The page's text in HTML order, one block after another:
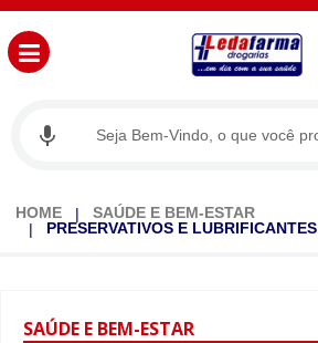
HOME
SAÚDE E BEM-ESTAR
PRESERVATIVOS E LUBRIFICANTES
SAÚDE E BEM-ESTAR